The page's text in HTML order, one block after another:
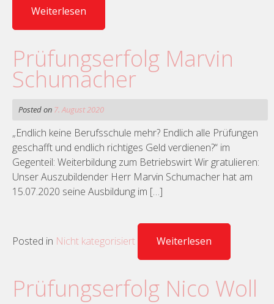
Weiterlesen
Prüfungserfolg Marvin
Schumacher
Posted on 7. August 2020
„Endlich keine Berufsschule mehr? Endlich alle Prüfungen
geschafft und endlich richtiges Geld verdienen?“ im
Gegenteil: Weiterbildung zum Betriebswirt Wir gratulieren:
Unser Auszubildender Herr Marvin Schumacher hat am
15.07.2020 seine Ausbildung im […]
Posted in Nicht kategorisiert Weiterlesen
Prüfungserfolg Nico Woll